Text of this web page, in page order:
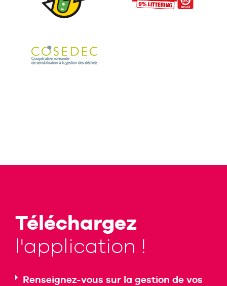
Téléchargez
l'application !
Renseignez-vous sur la gestion de vos